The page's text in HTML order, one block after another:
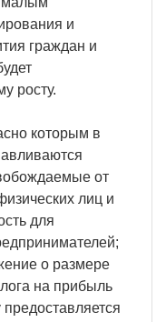
и
граждан и
росту.
которым в
от
лиц и
для
о размере
на прибыль